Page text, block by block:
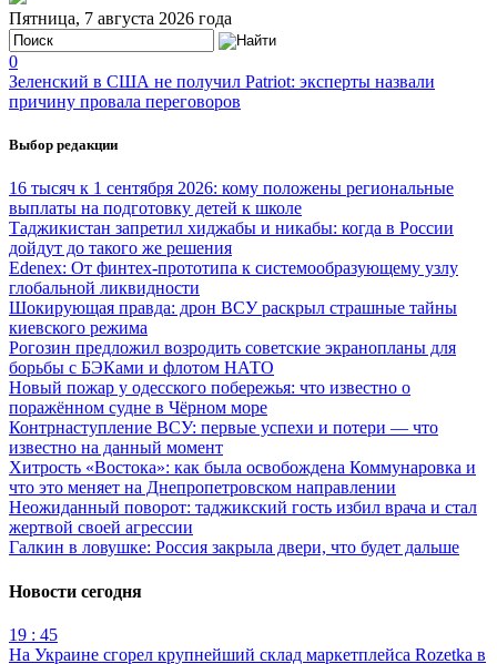
Пятница, 7 августа 2026 года
0
Зеленский в США не получил Patriot: эксперты назвали
причину провала переговоров
Выбор редакции
16 тысяч к 1 сентября 2026: кому положены региональные
выплаты на подготовку детей к школе
Таджикистан запретил хиджабы и никабы: когда в России
дойдут до такого же решения
Edenex: От финтех-прототипа к системообразующему узлу
глобальной ликвидности
Шокирующая правда: дрон ВСУ раскрыл страшные тайны
киевского режима
Рогозин предложил возродить советские экранопланы для
борьбы с БЭКами и флотом НАТО
Новый пожар у одесского побережья: что известно о
поражённом судне в Чёрном море
Контрнаступление ВСУ: первые успехи и потери — что
известно на данный момент
Хитрость «Востока»: как была освобождена Коммунаровка и
что это меняет на Днепропетровском направлении
Неожиданный поворот: таджикский гость избил врача и стал
жертвой своей агрессии
Галкин в ловушке: Россия закрыла двери, что будет дальше
Новости сегодня
19 : 45
На Украине сгорел крупнейший склад маркетплейса Rozetka в